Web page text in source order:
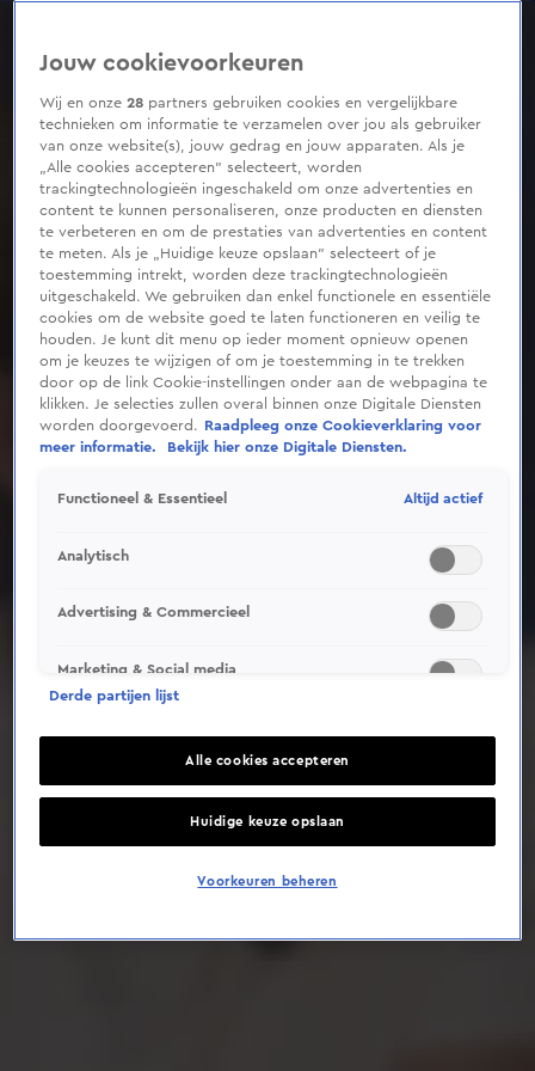
seconds
Deze video is niet beschikbaar op je huidige locatie
Jouw cookievoorkeuren
Wij en onze28 partners gebruiken cookies en vergelijkbare
technieken om informatie te verzamelen over jou als gebruiker
van onze website(s), jouw gedrag en jouw apparaten. Als je
„Alle cookies accepteren” selecteert, worden
trackingtechnologieën ingeschakeld om onze advertenties en
content te kunnen personaliseren, onze producten en diensten
te verbeteren en om de prestaties van advertenties en content
te meten. Als je „Huidige keuze opslaan” selecteert of je
toestemming intrekt, worden deze trackingtechnologieën
uitgeschakeld. We gebruiken dan enkel functionele en essentiële
cookies om de website goed te laten functioneren en veilig te
houden. Je kunt dit menu op ieder moment opnieuw openen
om je keuzes te wijzigen of om je toestemming in te trekken
door op de link Cookie-instellingen onder aan de webpagina te
klikken. Je selecties zullen overal binnen onze Digitale Diensten
worden doorgevoerd.
Raadpleeg onze Cookieverklaring voor
meer informatie.
Bekijk hier onze Digitale Diensten.
Functioneel & Essentieel Altijd actief
Analytisch
Advertising & Commercieel
Marketing & Social media
Derde partijen lijst
Alle cookies accepteren
Huidige keuze opslaan
Voorkeuren beheren